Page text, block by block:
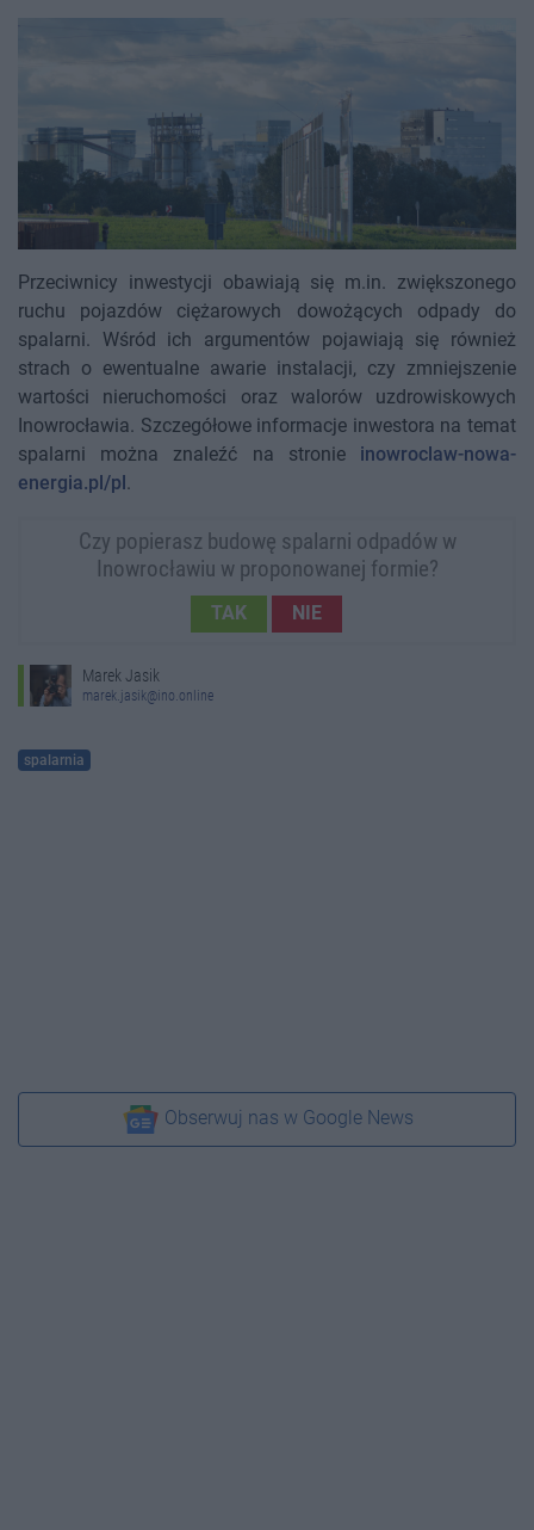
Przeciwnicy inwestycji obawiają się m.in. zwiększonego
ruchu pojazdów ciężarowych dowożących odpady do
spalarni. Wśród ich argumentów pojawiają się również
strach o ewentualne awarie instalacji, czy zmniejszenie
wartości nieruchomości oraz walorów uzdrowiskowych
Inowrocławia. Szczegółowe informacje inwestora na temat
spalarni można znaleźć na stronie inowroclaw-nowa-
energia.pl/pl .
Czy popierasz budowę spalarni odpadów w
Inowrocławiu w proponowanej formie?
TAK NIE
Marek Jasik
marek.jasik@ino.online
spalarnia
Obserwuj nas w Google News